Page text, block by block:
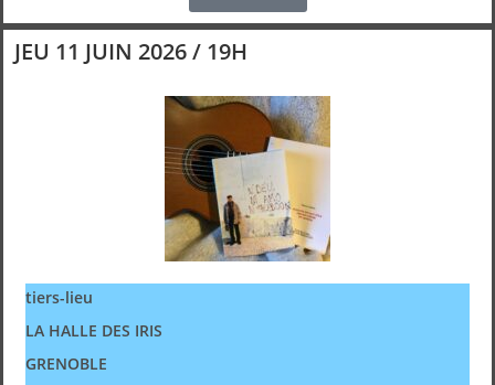
JEU 11 JUIN 2026 / 19H
tiers-lieu
LA HALLE DES IRIS
GRENOBLE